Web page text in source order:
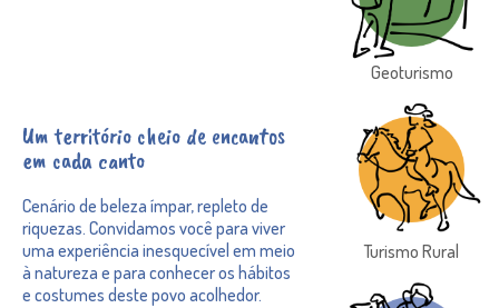
Um território cheio de encantos
em cada canto
Cenário de beleza ímpar, repleto de
riquezas. Convidamos você para viver
uma experiência inesquecível em meio
à natureza e para conhecer os hábitos
e costumes deste povo acolhedor.
Geoturismo
Turismo Rural